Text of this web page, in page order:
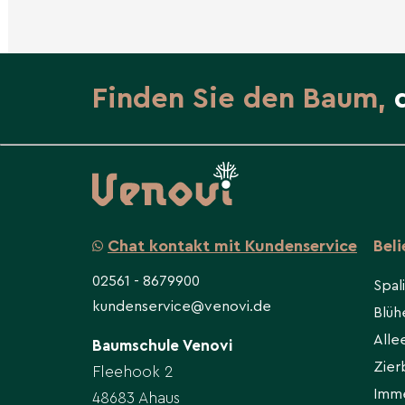
Boden tiefgründig lockern; bei schweren
Sand/Kies verbessern. Eine Mulchschicht
flache Wurzelsystem und fördert das
Halten Sie einen Mindestabstand von 3 bis 5
Pflanzen oder Gebäuden ein, damit sich die
Bewässerung
Finden Sie den Baum,
Chat kontakt mit Kundenservice
02561 - 8679900
kundenservice@venovi.de
Baumschule Venovi
Fleehook 2
48683 Ahaus